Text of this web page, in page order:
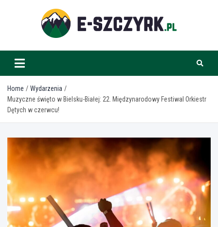
e-szczyrk.pl
Home
Wydarzenia
Muzyczne święto w Bielsku-Białej: 22. Międzynarodowy Festiwal Orkiestr
Dętych w czerwcu!